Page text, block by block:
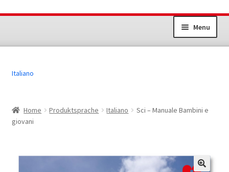
Vai
navigazione
Vai
contenuto
Menu
Gioventù+Sport
Sport per gli adulti
Italiano
Home Produktsprache Italiano
Sci – Manuale Bambini e
giovani